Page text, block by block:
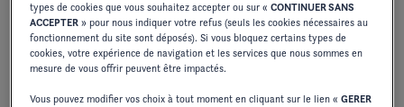
SÉLECTIONNER
CONFIGURER
types de cookies que vous souhaitez accepter ou sur «CONTINUER SANS
ACCEPTER » pour nous indiquer votre refus (seuls les cookies nécessaires au
fonctionnement du site sont déposés). Si vous bloquez certains types de
cookies, votre expérience de navigation et les services que nous sommes en
mesure de vous offrir peuvent être impactés.
Vous pouvez modifier vos choix à tout moment en cliquant sur le lien «GERER